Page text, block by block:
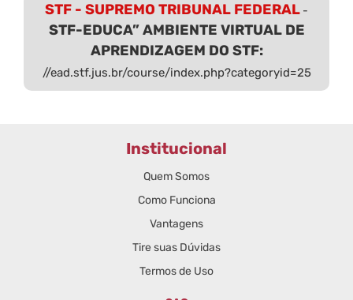
STF - SUPREMO TRIBUNAL FEDERAL -
STF-EDUCA” AMBIENTE VIRTUAL DE
APRENDIZAGEM DO STF:
//ead.stf.jus.br/course/index.php?categoryid=25
Institucional
Quem Somos
Como Funciona
Vantagens
Tire suas Dúvidas
Termos de Uso